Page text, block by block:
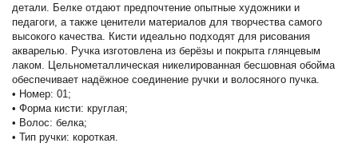
детали. Белке отдают предпочтение опытные художники и
педагоги, а также ценители материалов для творчества самого
высокого качества. Кисти идеально подходят для рисования
акварелью. Ручка изготовлена из берёзы и покрыта глянцевым
лаком. Цельнометаллическая никелированная бесшовная обойма
обеспечивает надёжное соединение ручки и волосяного пучка.
• Номер: 01;
• Форма кисти: круглая;
• Волос: белка;
• Тип ручки: короткая.